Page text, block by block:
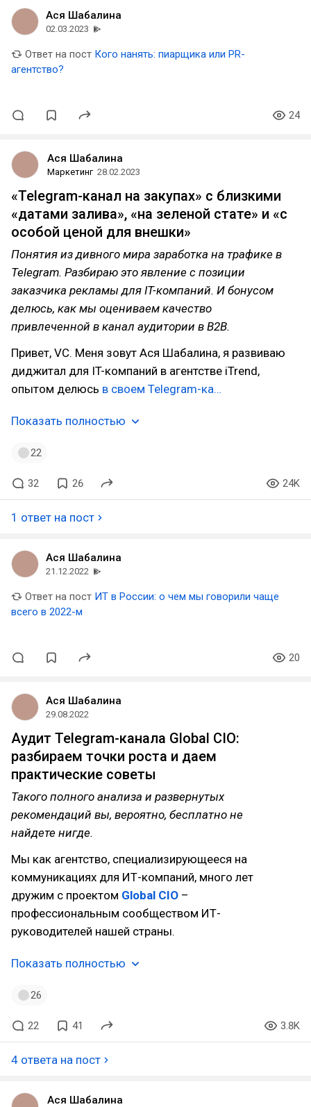
Ася Шабалина
02.03.2023
Ответ на пост Кого нанять: пиарщика или PR-
агентство?
24
Ася Шабалина
Маркетинг 28.02.2023
«Telegram-канал на закупах» с близкими
«датами залива», «на зеленой стате» и «с
особой ценой для внешки»
Понятия из дивного мира заработка на трафике в
Telegram. Разбираю это явление с позиции
заказчика рекламы для IT-компаний. И бонусом
делюсь, как мы оцениваем качество
привлеченной в канал аудитории в B2B.
Привет, VC. Меня зовут Ася Шабалина, я развиваю
диджитал для IT-компаний в агентстве iTrend,
опытом делюсь в своем Telegram-ка…
Показать полностью
22
32 26 24K
1 ответ на пост
Ася Шабалина
21.12.2022
Ответ на пост ИТ в России: о чем мы говорили чаще
всего в 2022-м
20
Ася Шабалина
29.08.2022
Аудит Telegram-канала Global CIO:
разбираем точки роста и даем
практические советы
Такого полного анализа и развернутых
рекомендаций вы, вероятно, бесплатно не
найдете нигде.
Мы как агентство, специализирующееся на
коммуникациях для ИТ-компаний, много лет
дружим с проектом Global CIO –
профессиональным сообществом ИТ-
руководителей нашей страны.
Показать полностью
26
22 41 3.8K
4 ответа на пост
Ася Шабалина